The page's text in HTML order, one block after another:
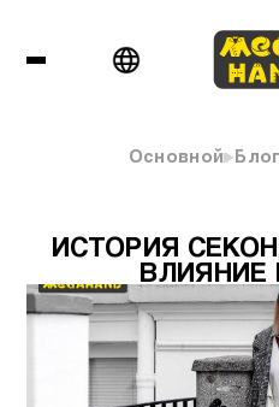
Основной Блог
ИСТОРИЯ
ВЛИЯНИЕ